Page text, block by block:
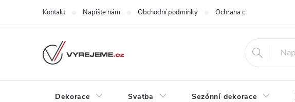
Kontakt Napište nám Obchodní podmínky Ochrana osobních údajů
Dekorace Svatba Sezónní dekorace